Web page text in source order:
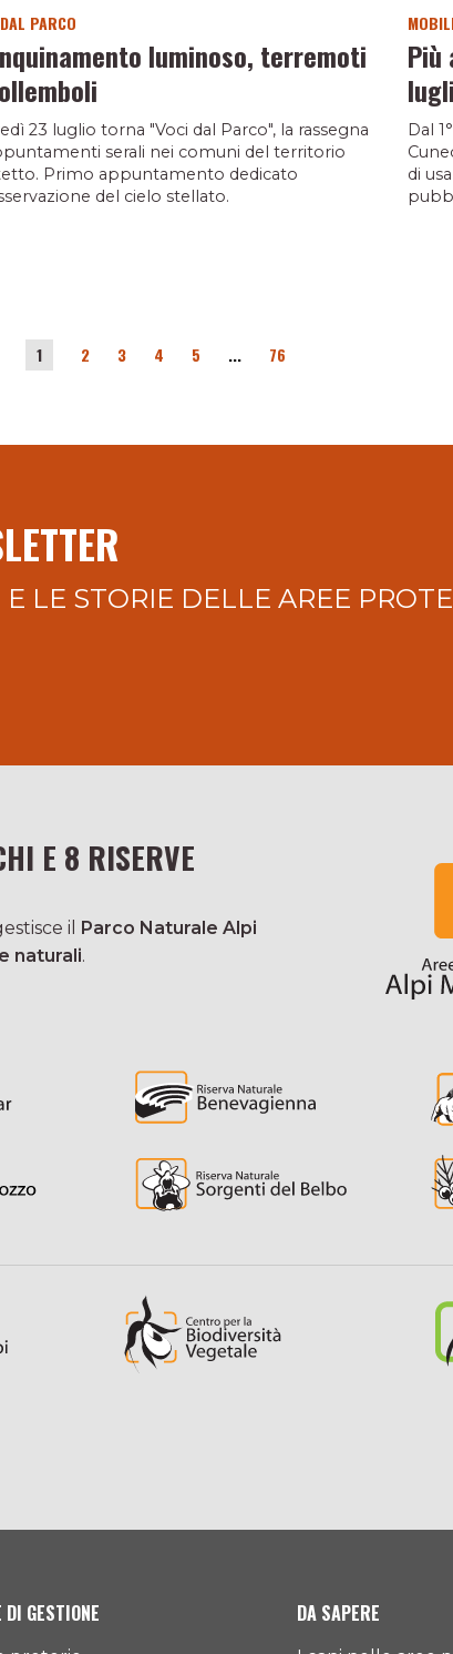
PARCO
luminoso, terremoti
23 luglio torna "Voci dal Parco", la rassegna
serali nei comuni del territorio
Primo appuntamento dedicato
del cielo stellato.
Più
Dal
di
1 2 3 4 5 ... 76
LE STORIE DELLE AREE
E 8 RISERVE
il
Parco Naturale Alpi
naturali.
DI GESTIONE DA SAPERE